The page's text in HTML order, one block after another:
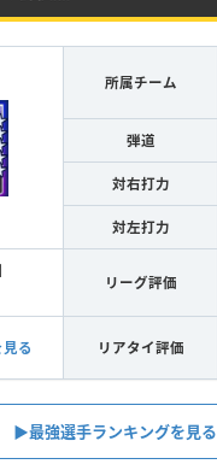
所属チーム
弾道
対右打力
対左打力
リーグ評価
る リアタイ評価
▶︎最強選手ランキングを見る